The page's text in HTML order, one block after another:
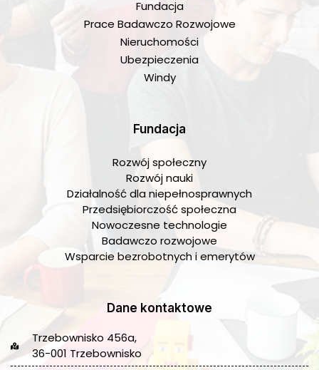
Fundacja
Prace Badawczo Rozwojowe
Nieruchomości
Ubezpieczenia
Windy
Fundacja
Rozwój społeczny
Rozwój nauki
Działalność dla niepełnosprawnych
Przedsiębiorczość społeczna
Nowoczesne technologie
Badawczo rozwojowe
Wsparcie bezrobotnych i emerytów
Dane kontaktowe
Trzebownisko 456a,
36-001 Trzebownisko